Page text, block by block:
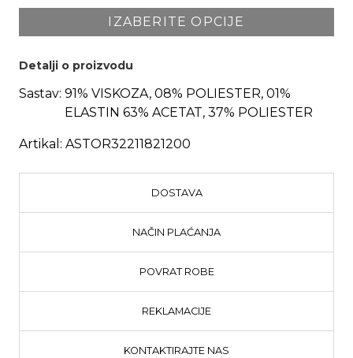
IZABERITE OPCIJE
Detalji o proizvodu
Sastav: 91% VISKOZA, 08% POLIESTER, 01%
ELASTIN 63% ACETAT, 37% POLIESTER
Artikal: ASTOR32211821200
DOSTAVA
NAČIN PLAĆANJA
POVRAT ROBE
REKLAMACIJE
KONTAKTIRAJTE NAS